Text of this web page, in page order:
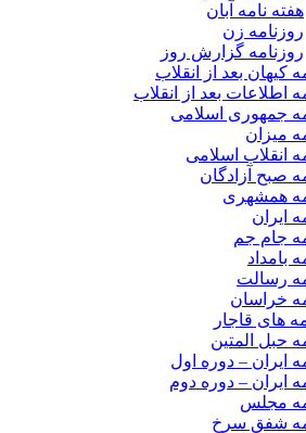
هفته نامه آبان
روزنامه زن
روزنامه گزارش روز
کیهان بعد از انقلاب
اطلاعات بعد از انقلاب
جمهوری اسلامی
میزان
انقلاب اسلامی
صبح آزادگان
همشهری
ایران
جام جم
بامداد
رسالت
خراسان
های قاجار
حبل المتین
ایران – دوره اول
ایران – دوره دوم
مجلس
شفق سرخ